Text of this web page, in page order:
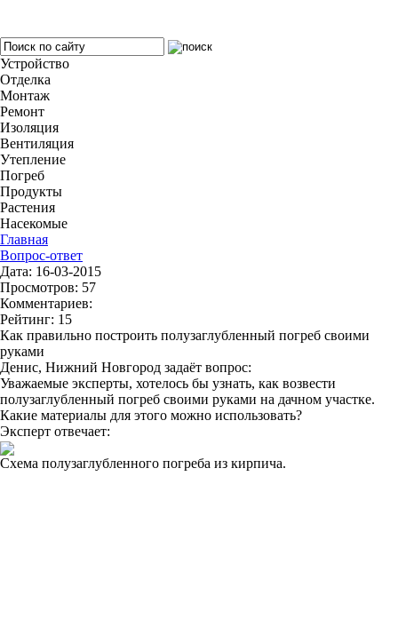
Устройство
Отделка
Монтаж
Ремонт
Изоляция
Вентиляция
Утепление
Погреб
Продукты
Растения
Насекомые
Главная
Вопрос-ответ
Дата: 16-03-2015
Просмотров: 57
Комментариев:
Рейтинг: 15
Как правильно построить полузаглубленный погреб своими
руками
Денис, Нижний Новгород задаёт вопрос:
Уважаемые эксперты, хотелось бы узнать, как возвести
полузаглубленный погреб своими руками на дачном участке.
Какие материалы для этого можно использовать?
Эксперт отвечает:
Схема полузаглубленного погреба из кирпича.